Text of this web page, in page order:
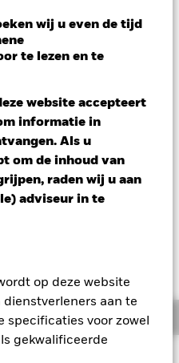
wij u even de tijd
te lezen en te
website accepteert
informatie in
Als u
om de inhoud van
raden wij u aan
adviseur in te
op deze website
aan te
specificaties voor zowel
gekwalificeerde